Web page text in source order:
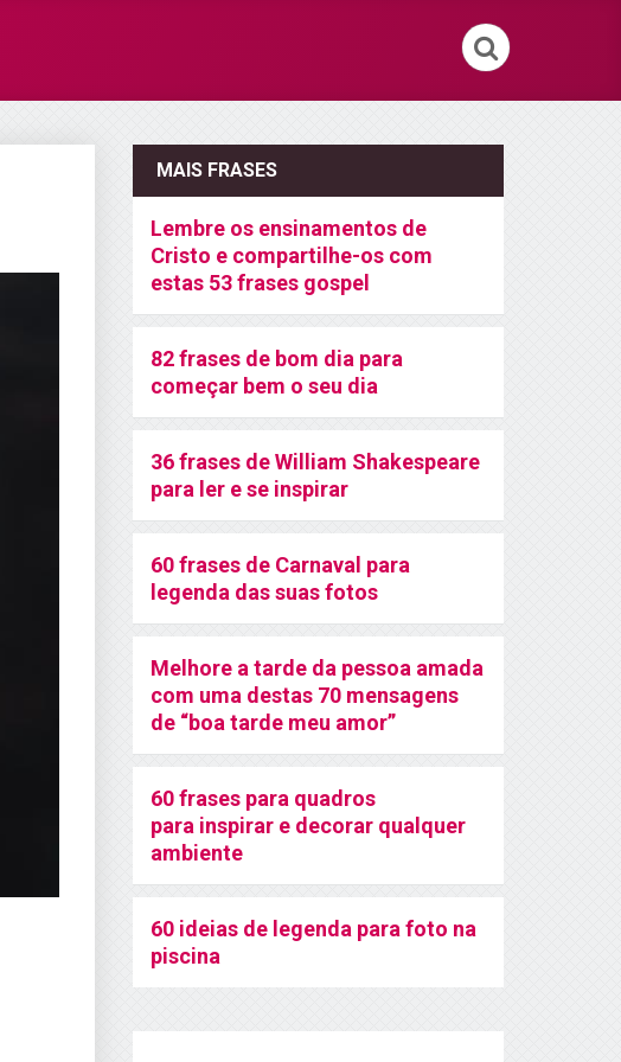
MAIS FRASES
Lembre os ensinamentos de
Cristo e compartilhe-os com
estas 53 frases gospel
82 frases de bom dia para
começar bem o seu dia
36 frases de William Shakespeare
para ler e se inspirar
60 frases de Carnaval para
legenda das suas fotos
Melhore a tarde da pessoa amada
com uma destas 70 mensagens
de “boa tarde meu amor”
60 frases para quadros
para inspirar e decorar qualquer
ambiente
60 ideias de legenda para foto na
piscina